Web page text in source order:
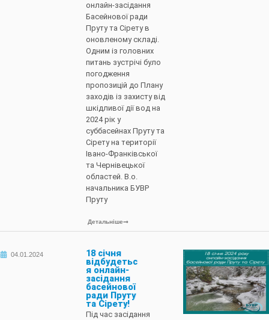
онлайн-засідання
Басейнової ради
Пруту та Сірету в
оновленому складі.
Одним із головних
питань зустрічі було
погодження
пропозицій до Плану
заходів із захисту від
шкідливої дії вод на
2024 рік у
суббасейнах Пруту та
Сірету на території
Івано-Франківської
та Чернівецької
областей. В.о.
начальника БУВР
Пруту
Детальніше
04.01.2024
18 січня
відбудетьс
я онлайн-
засідання
басейнової
ради Пруту
та Сірету!
Під час засідання